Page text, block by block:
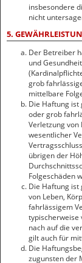
insbesondere
nicht
5.
Der Betreiber
und
grob
mittelbare
Die Haftung
oder grob
Verletzung von
wesentlicher
übrigen der
Folgeschäden
Die Haftung
von Leben,
fahrlässigem
typischerweise
nach auf die
gilt auch für
Die
zugunsten der